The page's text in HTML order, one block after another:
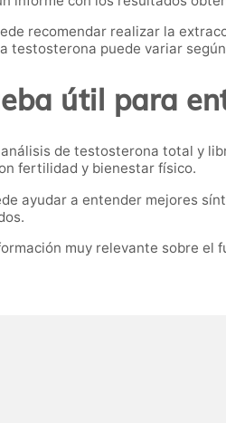
recomendar realizar la
testosterona puede variar
útil para
de testosterona total y
fertilidad y bienestar físico.
ayudar a entender mejores
muy relevante sobre el